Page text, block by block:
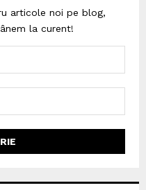
articole noi pe blog,
la curent!